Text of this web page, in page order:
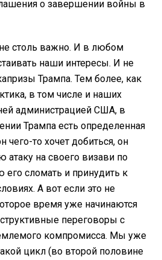
о завершении войны в
столь важно. И в любом
наши интересы. И не
Трампа. Тем более, как
в том числе и наших
администрацией США, в
Трампа есть определенная
чего-то хочет добиться, он
атаку на своего визави по
его сломать и принудить к
А вот если это не
время уже начинаются
переговоры с
компромисса. Мы уже
цикл (во второй половине